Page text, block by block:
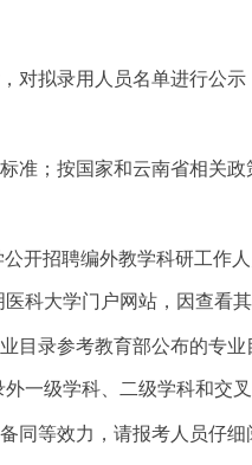
对拟录用人员名单进行公
准； 按国家和云南省相关政
开招聘编外教学科研工作
科大学门户网站，因查看
目录参考教育部公布的专
一级学科、二级学科和交
同等效力，请报考人员仔